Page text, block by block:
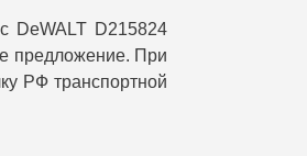
DeWALT D215824
предложение. При
РФ транспортной